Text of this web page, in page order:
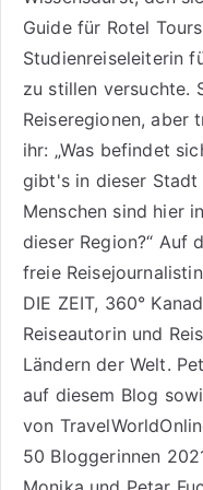
Guide für Rotel Tours
Studienreiseleiterin
zu stillen versuchte.
Reiseregionen, aber
ihr: „Was befindet
gibt's in dieser Stadt
Menschen sind hier
dieser Region?“ Auf
freie
DIE ZEIT, 360°
Reiseautorinund
Ländern der Welt.
auf diesem Blog
von
50 Bloggerinnen